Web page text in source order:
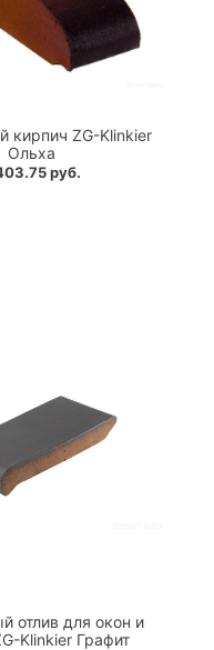
кирпич ZG-Klinkier
Ольха
руб.
отлив для окон и
Klinkier Графит